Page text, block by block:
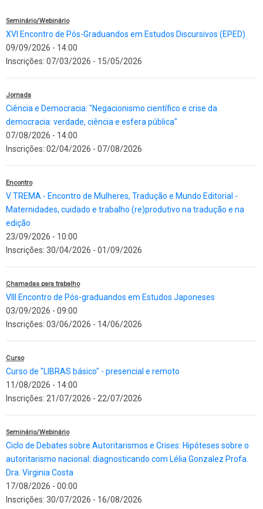
Seminário/Webinário
XVI Encontro de Pós-Graduandos em Estudos Discursivos (EPED)
09/09/2026 - 14:00
Inscrições: 07/03/2026 - 15/05/2026
Jornada
Ciência e Democracia: "Negacionismo científico e crise da
democracia: verdade, ciência e esfera pública"
07/08/2026 - 14:00
Inscrições: 02/04/2026 - 07/08/2026
Encontro
V TREMA - Encontro de Mulheres, Tradução e Mundo Editorial -
Maternidades, cuidado e trabalho (re)produtivo na tradução e na
edição
23/09/2026 - 10:00
Inscrições: 30/04/2026 - 01/09/2026
Chamadas para trabalho
VIII Encontro de Pós-graduandos em Estudos Japoneses
03/09/2026 - 09:00
Inscrições: 03/06/2026 - 14/06/2026
Curso
Curso de "LIBRAS básico" - presencial e remoto
11/08/2026 - 14:00
Inscrições: 21/07/2026 - 22/07/2026
Seminário/Webinário
Ciclo de Debates sobre Autoritarismos e Crises: Hipóteses sobre o
autoritarismo nacional: diagnosticando com Lélia Gonzalez Profa.
Dra. Virginia Costa
17/08/2026 - 00:00
Inscrições: 30/07/2026 - 16/08/2026